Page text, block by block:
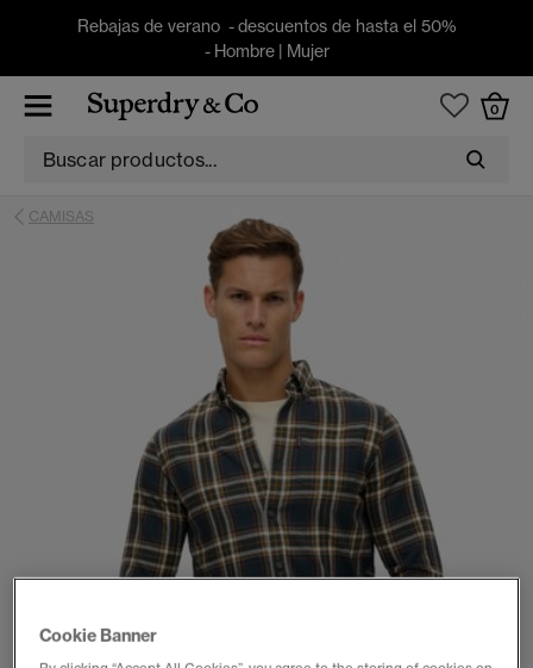
Rebajas de verano - descuentos de hasta el 50%
- Hombre| Mujer
0
CAMISAS
Cookie Banner